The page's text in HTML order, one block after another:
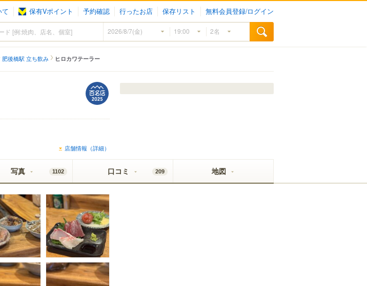
て 保有Vポイント 予約確認 行ったお店 保存リスト 無料会員登録/ログイン
肥後橋駅 立ち飲み ヒロカワテーラー
店舗情報（詳細）
写真 1102 口コミ 209 地図